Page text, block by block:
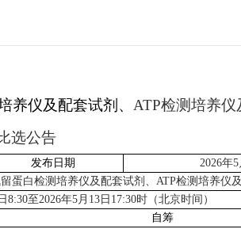
养仪及配套试剂、 ATP检测培养仪
选公告
发布日期 2026年5
蛋白检测培养仪及配套试剂、 ATP检测培养仪
8:30至2026年5月13日17:30时（北京时间）
自筹